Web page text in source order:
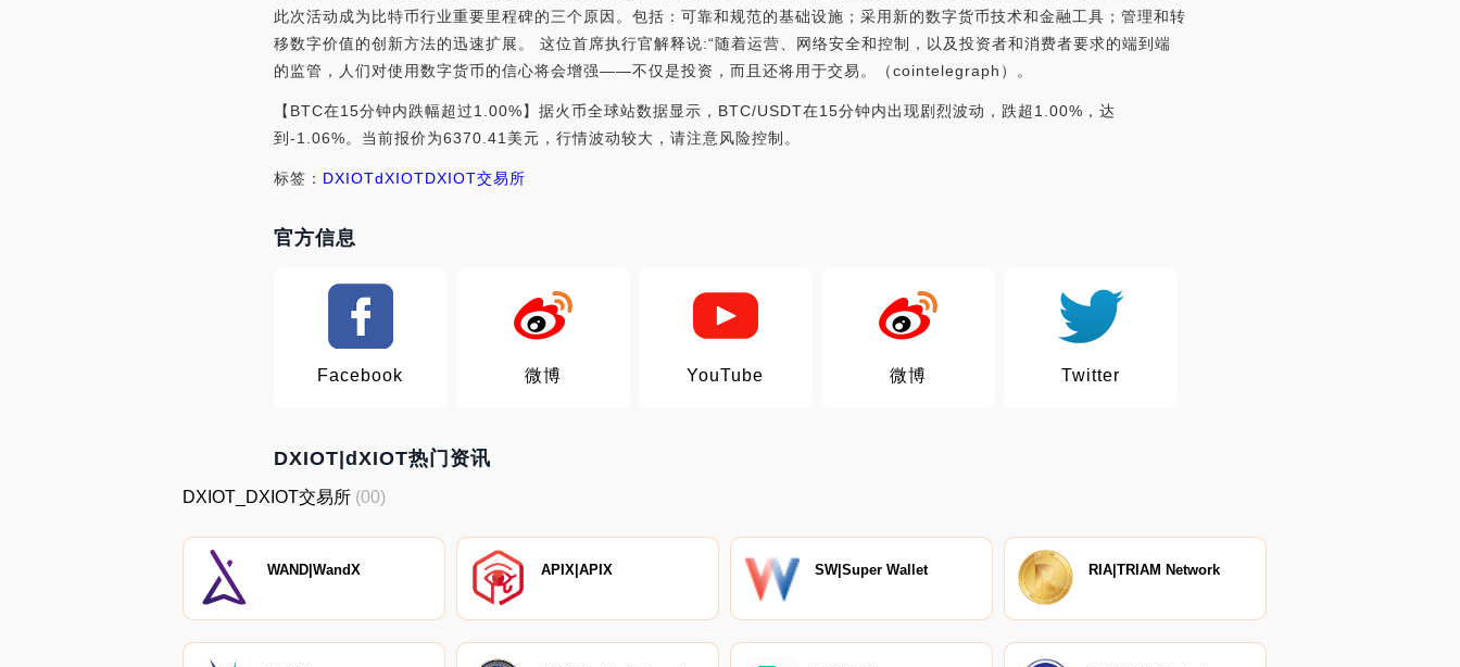
此次活动成为比特币行业重要里程碑的三个原因。包括：可靠和规范的基础设施；采用新的数字货币技术和金融工具；管理和转
移数字价值的创新方法的迅速扩展。 这位首席执行官解释说:“随着运营、网络安全和控制，以及投资者和消费者要求的端到端
的监管，人们对使用数字货币的信心将会增强——不仅是投资，而且还将用于交易。（cointelegraph）。
【BTC在15分钟内跌幅超过1.00%】据火币全球站数据显示，BTC/USDT在15分钟内出现剧烈波动，跌超1.00%，达
到-1.06%。当前报价为6370.41美元，行情波动较大，请注意风险控制。
标签： DXIOTdXIOTDXIOT交易所
官方信息
Facebook 微博 YouTube 微博 Twitter
DXIOT|dXIOT热门资讯
DXIOT_DXIOT交易所 (00)
WAND|WandX APIX|APIX SW|Super Wallet RIA|TRIAM Network